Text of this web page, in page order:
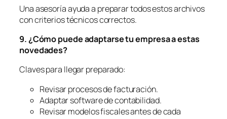
Una asesoría ayuda a preparar todos estos archivos
con criterios técnicos correctos.
9. ¿Cómo puede adaptarse tu empresa a estas
novedades?
Claves para llegar preparado:
Revisar procesos de facturación.
Adaptar software de contabilidad.
Revisar modelos fiscales antes de cada